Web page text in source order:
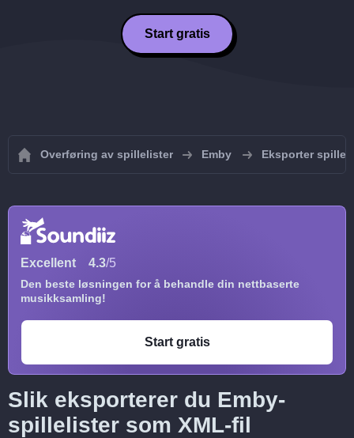
Start gratis
Overføring av spillelister Emby Eksporter
Excellent 4.3/5
Den beste løsningen for å behandle din nettbaserte
musikksamling!
Start gratis
Slik eksporterer du Emby-
spillelister som XML-fil